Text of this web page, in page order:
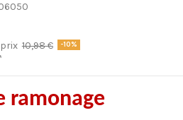
10,98 € -10%
ramonage